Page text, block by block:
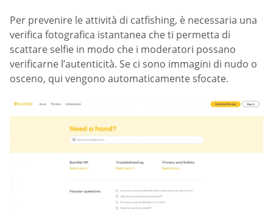
Per prevenire le attività di catfishing, è necessaria una
verifica fotografica istantanea che ti permetta di
scattare selfie in modo che i moderatori possano
verificarne l’autenticità. Se ci sono immagini di nudo o
osceno, qui vengono automaticamente sfocate.